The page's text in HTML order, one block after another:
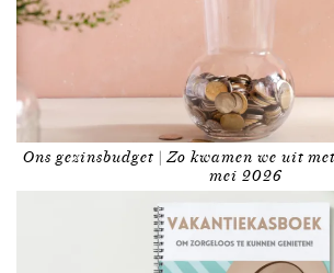
Ons gezinsbudget | Zo kwamen we uit
mei 2026